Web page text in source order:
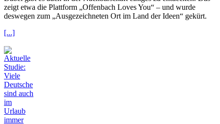
zeigt etwa die Plattform „Offenbach Loves You“ – und wurde
deswegen zum „Ausgezeichneten Ort im Land der Ideen“ gekürt.
[...]